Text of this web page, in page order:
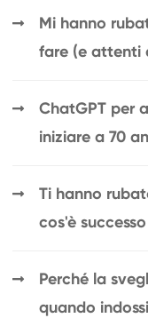
Mi hanno
fare (e attenti
ChatGPT per
iniziare a 70
Ti hanno
cos'è
Perché la
quando